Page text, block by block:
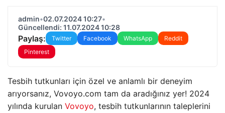
admin•02.07.2024 10:27•
Güncellendi: 11.07.2024 10:28
Paylaş: Twitter Facebook WhatsApp
Reddit
Pinterest
Tesbih tutkunları için özel ve anlamlı bir deneyim
arıyorsanız, Vovoyo.com tam da aradığınız yer! 2024
yılında kurulan Vovoyo, tesbih tutkunlarının taleplerini